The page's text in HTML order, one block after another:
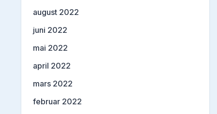
august 2022
juni 2022
mai 2022
april 2022
mars 2022
februar 2022